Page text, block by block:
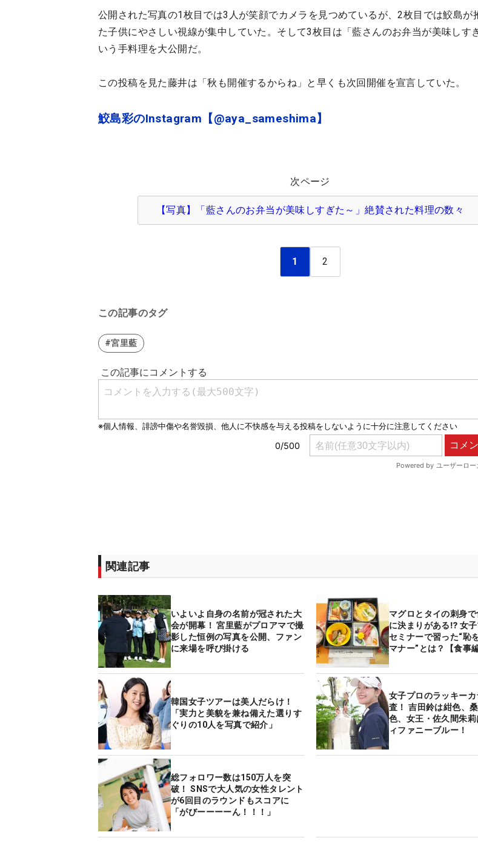
公開された写真の1枚目では3人が笑顔でカメラを見つめているが、2枚目では鮫島が
た子供にやさしい視線が集中していた。そして3枚目は「藍さんのお弁当が美味しす
いう手料理を大公開だ。
この投稿を見た藤井は「秋も開催するからね」と早くも次回開催を宣言していた。
鮫島彩のInstagram【@aya_sameshima】
次ページ
【写真】「藍さんのお弁当が美味しすぎた～」絶賛された料理の数々
1 2
この記事のタグ
#宮里藍
関連記事
いよいよ自身の名前が冠された大
会が開幕！ 宮里藍がプロアマで撮
影した恒例の写真を公開、ファン
に来場を呼び掛ける
マグロとタイの刺身
に決まりがある⁉ 女子
セミナーで習った“恥
マナー”とは？【食事編
韓国女子ツアーは美人だらけ！
「実力と美貌を兼ね備えた選りす
ぐりの10人を写真で紹介」
女子プロのラッキーカ
査！ 吉田鈴は紺色、
色、女王・佐久間朱
ィファニーブルー！
総フォロワー数は150万人を突
破！ SNSで大人気の女性タレント
が6回目のラウンドもスコアに
「がびーーーーん！！！」